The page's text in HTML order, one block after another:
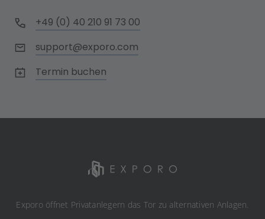
+49 (0) 40 210 91 73 00
support@exporo.com
Termin buchen
Exporo öffnet Privatanlegern das Tor zu alternativen Anlagen.